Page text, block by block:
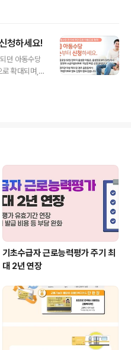
비 지원사업
수정(신선배
년부터 지원
올해부터 달
이
청하세요!
던 아동수당
로 확대되며, 1
초과로 대상
받을 수 있
방문하거나,
모바일 애플
수 있습니다!*
생아 아동수
기초수급자 근로능력평가 주기 최
대 2년 연장